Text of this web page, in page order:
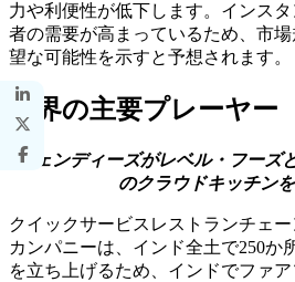
力や利便性が低下します。インス
者の需要が高まっているため、市
望な可能性を示すと予想されます。
業界の主要プレーヤー
ウェンディーズがレベル・フーズ
のクラウドキッチン
クイックサービスレストランチェ
カンパニーは、インド全土で250か
を立ち上げるため、インドでファ